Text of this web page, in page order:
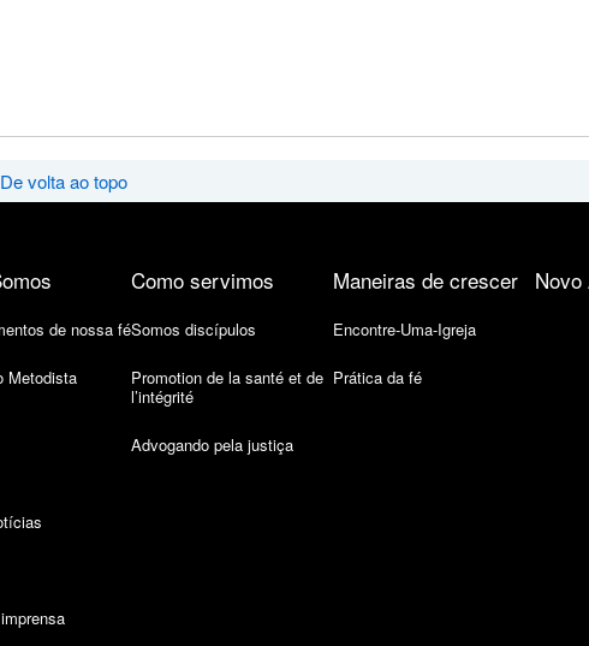
volta ao topo
de nossa fé
Metodista
Como servimos
Somos discípulos
Promotion de la santé et de
l’intégrité
Advogando pela justiça
Maneiras de crescer
Encontre-Uma-Igreja
Prática da fé
Novo